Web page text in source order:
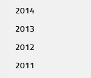
2014
2013
2012
2011